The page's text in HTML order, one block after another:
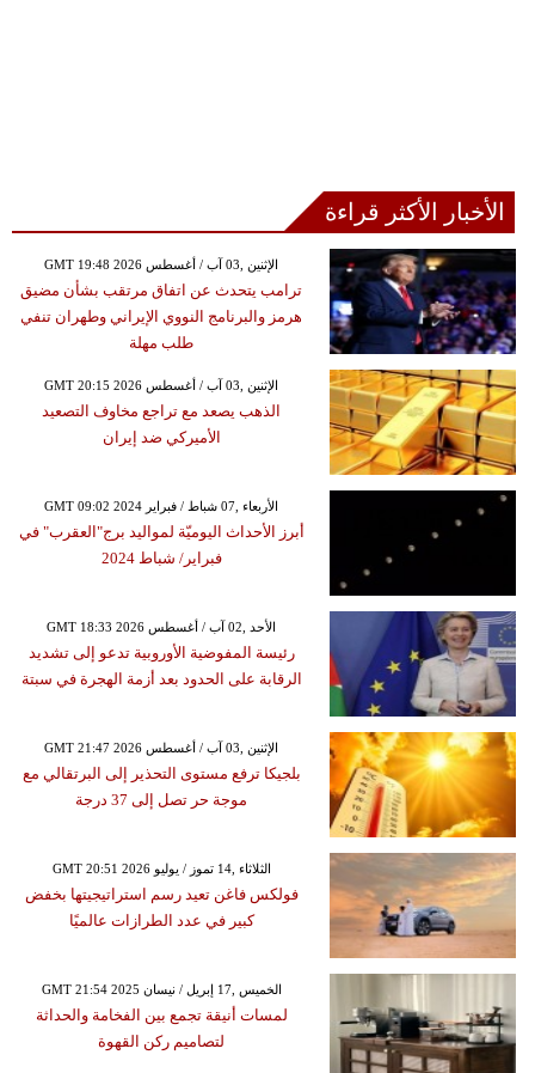
الأخبار الأكثر قراءة
GMT 19:48 2026 الإثنين ,03 آب / أغسطس
ترامب يتحدث عن اتفاق مرتقب بشأن مضيق
هرمز والبرنامج النووي الإيراني وطهران تنفي
طلب مهلة
GMT 20:15 2026 الإثنين ,03 آب / أغسطس
الذهب يصعد مع تراجع مخاوف التصعيد
الأميركي ضد إيران
GMT 09:02 2024 الأربعاء ,07 شباط / فبراير
أبرز الأحداث اليوميّة لمواليد برج"العقرب" في
فبراير/ شباط 2024
GMT 18:33 2026 الأحد ,02 آب / أغسطس
رئيسة المفوضية الأوروبية تدعو إلى تشديد
الرقابة على الحدود بعد أزمة الهجرة في سبتة
GMT 21:47 2026 الإثنين ,03 آب / أغسطس
بلجيكا ترفع مستوى التحذير إلى البرتقالي مع
موجة حر تصل إلى 37 درجة
GMT 20:51 2026 الثلاثاء ,14 تموز / يوليو
فولكس فاغن تعيد رسم استراتيجيتها بخفض
كبير في عدد الطرازات عالميًا
GMT 21:54 2025 الخميس ,17 إبريل / نيسان
لمسات أنيقة تجمع بين الفخامة والحداثة
لتصاميم ركن القهوة